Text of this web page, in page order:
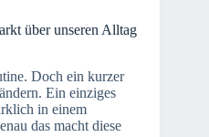
über unseren Alltag
Doch ein kurzer
Ein einziges
in einem
das macht diese